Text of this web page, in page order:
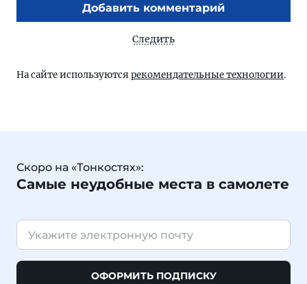
Добавить комментарий
Следить
На сайте используются рекомендательные технологии.
Скоро на «Тонкостях»:
Самые неудобные места в самолете
ОФОРМИТЬ ПОДПИСКУ